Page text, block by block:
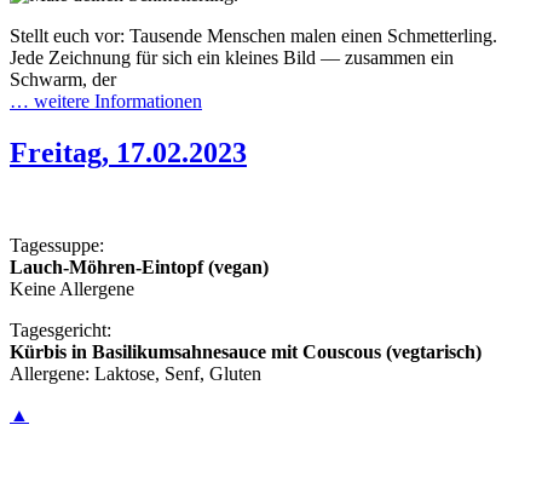
Stellt euch vor: Tausende Menschen malen einen Schmetterling.
Jede Zeichnung für sich ein kleines Bild — zusammen ein
Schwarm, der
… weitere Informationen
Freitag, 17.02.2023
Tagessuppe:
Lauch-Möhren-Eintopf (vegan)
Keine Allergene
Tagesgericht:
Kürbis in Basilikumsahnesauce mit Couscous (vegtarisch)
Allergene: Laktose, Senf, Gluten
▲